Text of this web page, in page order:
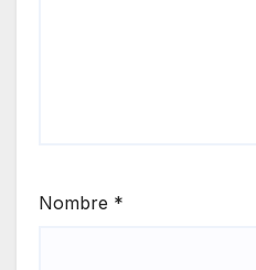
Nombre *